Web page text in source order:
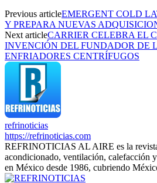
Previous articleEMERGENT COLD
Y PREPARA NUEVAS
Next articleCARRIER CELEBRA EL
INVENCIÓN DEL FUNDADOR DE
ENFRIADORES CENTRÍFUGOS
refrinoticias
https://refrinoticias.com
REFRINOTICIAS AL AIRE es la
acondicionado, ventilación, calefacción
en México desde 1986, cubriendo